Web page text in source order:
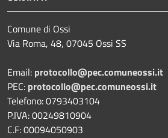
Comune di Ossi
Via Roma, 48, 07045 Ossi SS
Email: protocollo@pec.comuneossi.it
PEC: protocollo@pec.comuneossi.it
Telefono: 0793403104
P.IVA: 00249810904
C.F: 00094050903